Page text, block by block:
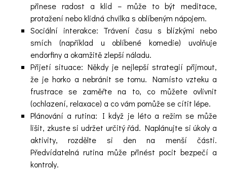
přinese radost a klid – může to být meditace,
protažení nebo klidná chvilka s oblíbeným nápojem.
Sociální interakce: Trávení času s blízkými nebo
smích (například u oblíbené komedie) uvolňuje
endorfiny a okamžitě zlepší náladu.
Přijetí situace: Někdy je nejlepší strategií přijmout,
že je horko a nebránit se tomu. Namísto vzteku a
frustrace se zaměřte na to, co můžete ovlivnit
(ochlazení, relaxace) a co vám pomůže se cítit lépe.
Plánování a rutina: I když je léto a režim se může
lišit, zkuste si udržet určitý řád. Naplánujte si úkoly a
aktivity, rozdělte si den na menší části.
Předvídatelná rutina může přinést pocit bezpečí a
kontroly.